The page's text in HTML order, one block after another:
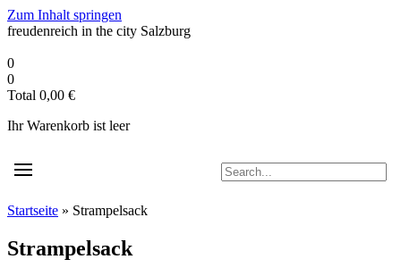
Zum Inhalt springen
freudenreich in the city Salzburg
0
0
Total 0,00 €
Ihr Warenkorb ist leer
Startseite » Strampelsack
Strampelsack